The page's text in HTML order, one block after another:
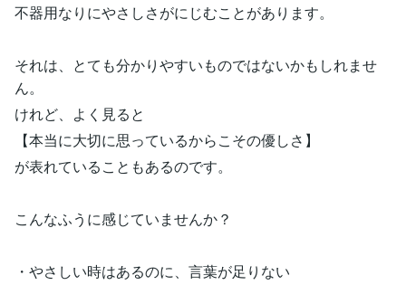
不器用なりにやさしさがにじむことがあります。
それは、とても分かりやすいものではないかもしれませ
ん。
けれど、よく見ると
【本当に大切に思っているからこその優しさ】
が表れていることもあるのです。
こんなふうに感じていませんか？
・やさしい時はあるのに、言葉が足りない